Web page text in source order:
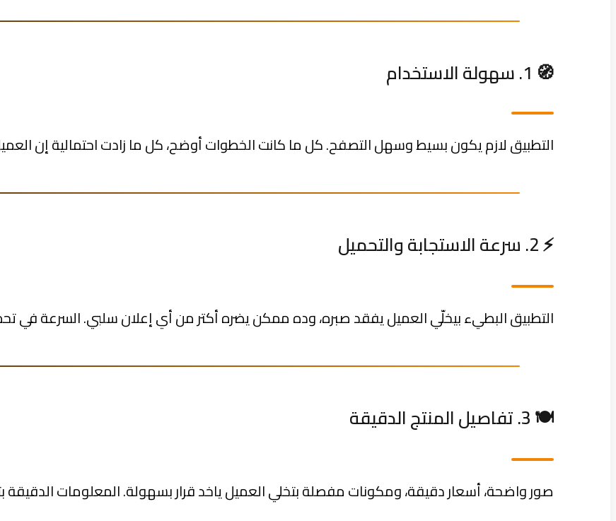
🧭 1. سهولة الاستخدام
التطبيق لازم يكون بسيط وسهل التصفح. كل ما كانت الخطوات أوضح، كل ما زادت احتمالية إن
⚡ 2. سرعة الاستجابة والتحميل
التطبيق البطيء بيخلّي العميل يفقد صبره، وده ممكن يضره أكتر من أي إعلان سلبي. السرعة في
🍽️ 3. تفاصيل المنتج الدقيقة
صور واضحة، أسعار دقيقة، ومكونات مفصلة بتخلي العميل ياخد قرار بسهولة. المعلومات الدقيقة